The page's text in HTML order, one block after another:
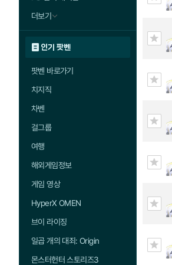
더보기
인기 팟벤
팟벤 바로가기
치지직
차벤
걸그룹
여행
해외게임정보
게임 영상
HyperX OMEN
브이 라이징
일곱 개의 대죄: Origin
몬스터헌터 스토리즈3